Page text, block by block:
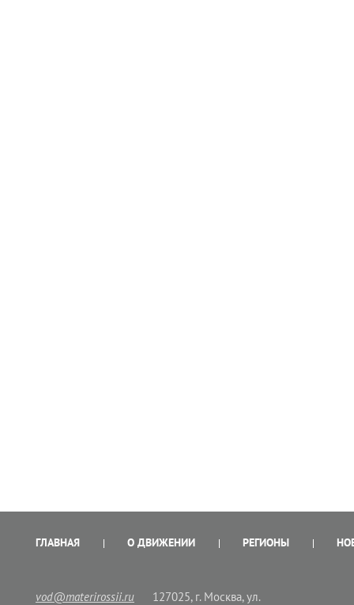
ГЛАВНАЯ О ДВИЖЕНИИ РЕГИОНЫ
vod@materirossii.ru
127025, г. Москва, ул.